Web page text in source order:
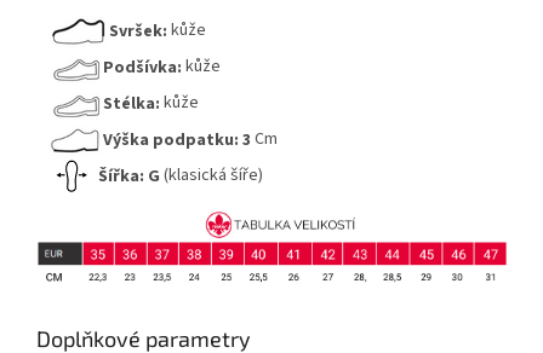
Svršek: kůže
Podšívka: kůže
Stélka: kůže
Výška podpatku: 3 Cm
Šířka: G (klasická šíře)
Doplňkové parametry